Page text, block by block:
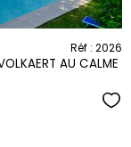
AU CALME
Réf : 2026